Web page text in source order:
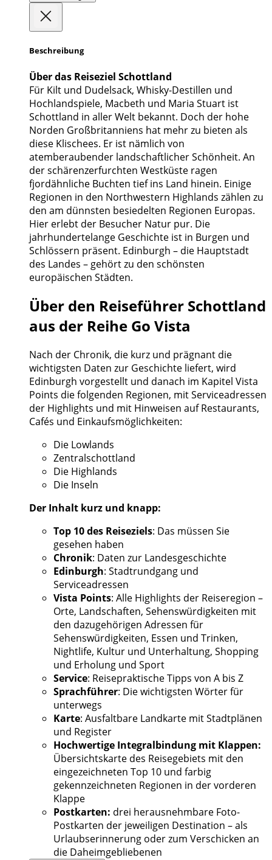
Beschreibung
Über das Reiseziel Schottland
Für Kilt und Dudelsack, Whisky-Destillen und
Hochlandspiele, Macbeth und Maria Stuart ist
Schottland in aller Welt bekannt. Doch der hohe
Norden Großbritanniens hat mehr zu bieten als
diese Klischees. Er ist nämlich von
atemberaubender landschaftlicher Schönheit. An
der schärenzerfurchten Westküste ragen
fjordähnliche Buchten tief ins Land hinein. Einige
Regionen in den Northwestern Highlands zählen zu
den am dünnsten besiedelten Regionen Europas.
Hier erlebt der Besucher Natur pur. Die
jahrhundertelange Geschichte ist in Burgen und
Schlössern präsent. Edinburgh – die Hauptstadt
des Landes – gehört zu den schönsten
europäischen Städten.
Über den Reiseführer Schottland
aus der Reihe Go Vista
Nach der Chronik, die kurz und prägnant die
wichtigsten Daten zur Geschichte liefert, wird
Edinburgh vorgestellt und danach im Kapitel Vista
Points die folgenden Regionen, mit Serviceadressen
der Highlights und mit Hinweisen auf Restaurants,
Cafés und Einkaufsmöglichkeiten:
Die Lowlands
Zentralschottland
Die Highlands
Die Inseln
Der Inhalt kurz und knapp:
Top 10 des Reiseziels: Das müssen Sie
gesehen haben
Chronik: Daten zur Landesgeschichte
Edinburgh: Stadtrundgang und
Serviceadressen
Vista Points: Alle Highlights der Reiseregion –
Orte, Landschaften, Sehenswürdigkeiten mit
den dazugehörigen Adressen für
Sehenswürdigkeiten, Essen und Trinken,
Nightlife, Kultur und Unterhaltung, Shopping
und Erholung und Sport
Service: Reisepraktische Tipps von A bis Z
Sprachführer: Die wichtigsten Wörter für
unterwegs
Karte: Ausfaltbare Landkarte mit Stadtplänen
und Register
Hochwertige Integralbindung mit Klappen:
Übersichtskarte des Reisegebiets mit den
eingezeichneten Top 10 und farbig
gekennzeichneten Regionen in der vorderen
Klappe
Postkarten: drei herausnehmbare Foto-
Postkarten der jeweiligen Destination – als
Urlaubserinnerung oder zum Verschicken an
die Daheimgebliebenen